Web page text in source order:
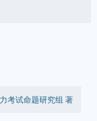
考试命题研究组 著